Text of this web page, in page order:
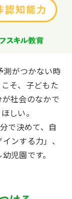
測がつかない時
そ、子どもた
社会のなかで
しい。
で決めて、自
ンする力」、
児園です。